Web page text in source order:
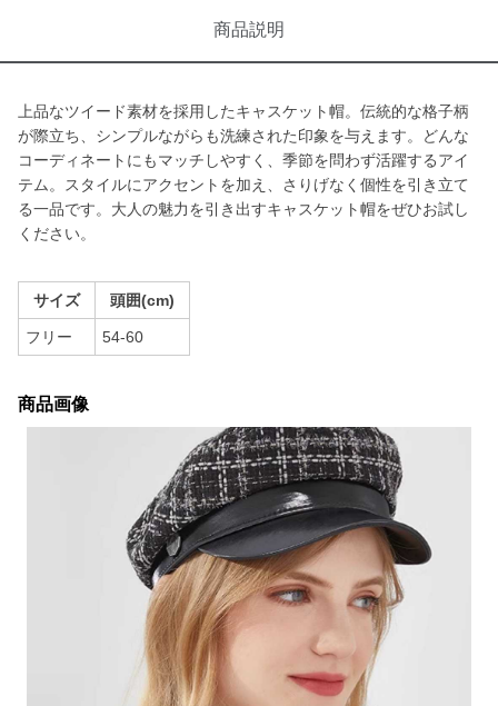
商品説明
上品なツイード素材を採用したキャスケット帽。伝統的な格子柄
が際立ち、シンプルながらも洗練された印象を与えます。どんな
コーディネートにもマッチしやすく、季節を問わず活躍するアイ
テム。スタイルにアクセントを加え、さりげなく個性を引き立て
る一品です。大人の魅力を引き出すキャスケット帽をぜひお試し
ください。
サイズ 頭囲(cm)
フリー 54-60
商品画像